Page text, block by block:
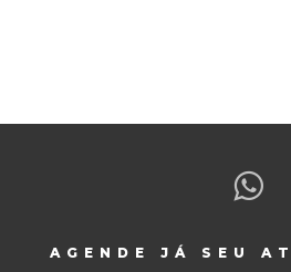
AGENDE JÁ SEU